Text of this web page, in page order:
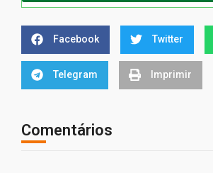
Facebook Twitter
Telegram Imprimir
Comentários